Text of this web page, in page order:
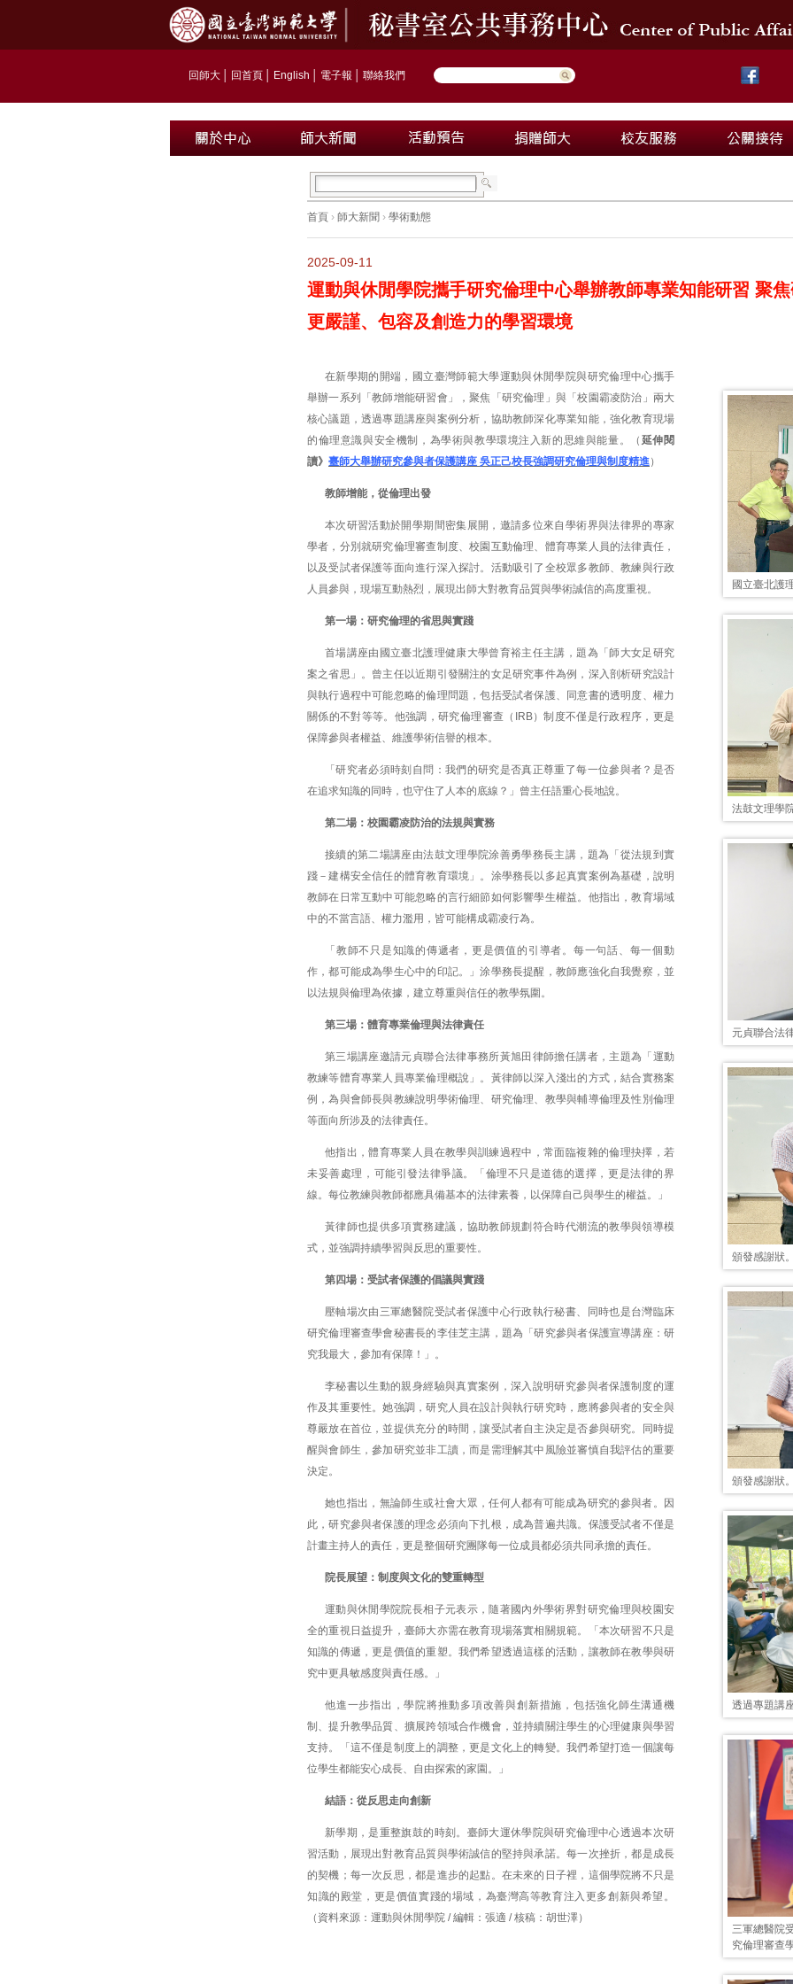
回師大 回首頁 English 電子報 聯絡我們
首頁 › 師大新聞 › 學術動態
2025-09-11
運動與休閒學院攜手研究倫理中心舉辦教師專業知能研習 聚
更嚴謹、包容及創造力的學習環境
國立臺北護
法鼓文理學
元貞聯合法
頒發感謝狀
頒發感謝狀
透過專題講
三軍總醫院
究倫理審查
在新學期的開端，國立臺灣師範大學運動與休閒學院與研究倫理中心攜手
舉辦一系列「教師增能研習會」，聚焦「研究倫理」與「校園霸凌防治」兩大
核心議題，透過專題講座與案例分析，協助教師深化專業知能，強化教育現場
的倫理意識與安全機制，為學術與教學環境注入新的思維與能量。（ 延伸閱
讀》 臺師大舉辦研究參與者保護講座 吳正己校長強調研究倫理與制度精進）
教師增能，從倫理出發
本次研習活動於開學期間密集展開，邀請多位來自學術界與法律界的專家
學者，分別就研究倫理審查制度、校園互動倫理、體育專業人員的法律責任，
以及受試者保護等面向進行深入探討。活動吸引了全校眾多教師、教練與行政
人員參與，現場互動熱烈，展現出師大對教育品質與學術誠信的高度重視。
第一場：研究倫理的省思與實踐
首場講座由國立臺北護理健康大學曾育裕主任主講，題為「師大女足研究
案之省思」。曾主任以近期引發關注的女足研究事件為例，深入剖析研究設計
與執行過程中可能忽略的倫理問題，包括受試者保護、同意書的透明度、權力
關係的不對等等。他強調，研究倫理審查（IRB）制度不僅是行政程序，更是
保障參與者權益、維護學術信譽的根本。
「研究者必須時刻自問：我們的研究是否真正尊重了每一位參與者？是否
在追求知識的同時，也守住了人本的底線？」曾主任語重心長地說。
第二場：校園霸凌防治的法規與實務
接續的第二場講座由法鼓文理學院涂善勇學務長主講，題為「從法規到實
踐－建構安全信任的體育教育環境」。涂學務長以多起真實案例為基礎，說明
教師在日常互動中可能忽略的言行細節如何影響學生權益。他指出，教育場域
中的不當言語、權力濫用，皆可能構成霸凌行為。
「教師不只是知識的傳遞者，更是價值的引導者。每一句話、每一個動
作，都可能成為學生心中的印記。」涂學務長提醒，教師應強化自我覺察，並
以法規與倫理為依據，建立尊重與信任的教學氛圍。
第三場：體育專業倫理與法律責任
第三場講座邀請元貞聯合法律事務所黃旭田律師擔任講者，主題為「運動
教練等體育專業人員專業倫理概說」。黃律師以深入淺出的方式，結合實務案
例，為與會師長與教練說明學術倫理、研究倫理、教學與輔導倫理及性別倫理
等面向所涉及的法律責任。
他指出，體育專業人員在教學與訓練過程中，常面臨複雜的倫理抉擇，若
未妥善處理，可能引發法律爭議。「倫理不只是道德的選擇，更是法律的界
線。每位教練與教師都應具備基本的法律素養，以保障自己與學生的權益。」
黃律師也提供多項實務建議，協助教師規劃符合時代潮流的教學與領導模
式，並強調持續學習與反思的重要性。
第四場：受試者保護的倡議與實踐
壓軸場次由三軍總醫院受試者保護中心行政執行秘書、同時也是台灣臨床
研究倫理審查學會秘書長的李佳芝主講，題為「研究參與者保護宣導講座：研
究我最大，參加有保障！」。
李秘書以生動的親身經驗與真實案例，深入說明研究參與者保護制度的運
作及其重要性。她強調，研究人員在設計與執行研究時，應將參與者的安全與
尊嚴放在首位，並提供充分的時間，讓受試者自主決定是否參與研究。同時提
醒與會師生，參加研究並非工讀，而是需理解其中風險並審慎自我評估的重要
決定。
她也指出，無論師生或社會大眾，任何人都有可能成為研究的參與者。因
此，研究參與者保護的理念必須向下扎根，成為普遍共識。保護受試者不僅是
計畫主持人的責任，更是整個研究團隊每一位成員都必須共同承擔的責任。
院長展望：制度與文化的雙重轉型
運動與休閒學院院長相子元表示，隨著國內外學術界對研究倫理與校園安
全的重視日益提升，臺師大亦需在教育現場落實相關規範。「本次研習不只是
知識的傳遞，更是價值的重塑。我們希望透過這樣的活動，讓教師在教學與研
究中更具敏感度與責任感。」
他進一步指出，學院將推動多項改善與創新措施，包括強化師生溝通機
制、提升教學品質、擴展跨領域合作機會，並持續關注學生的心理健康與學習
支持。「這不僅是制度上的調整，更是文化上的轉變。我們希望打造一個讓每
位學生都能安心成長、自由探索的家園。」
結語：從反思走向創新
新學期，是重整旗鼓的時刻。臺師大運休學院與研究倫理中心透過本次研
習活動，展現出對教育品質與學術誠信的堅持與承諾。每一次挫折，都是成長
的契機；每一次反思，都是進步的起點。在未來的日子裡，這個學院將不只是
知識的殿堂，更是價值實踐的場域，為臺灣高等教育注入更多創新與希望。
（資料來源：運動與休閒學院 / 編輯：張適 / 核稿：胡世澤）